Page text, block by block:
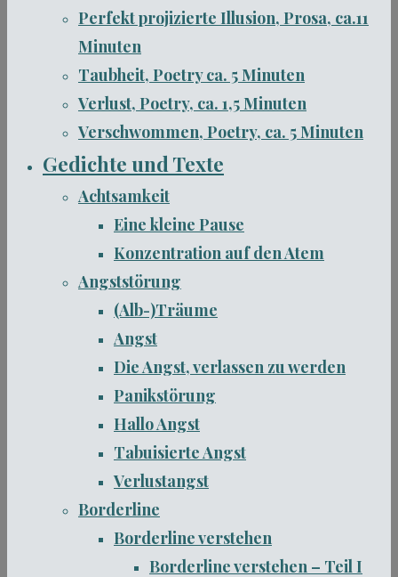
Perfekt projizierte Illusion, Prosa, ca.11
Minuten
Taubheit, Poetry ca. 5 Minuten
Verlust, Poetry, ca. 1,5 Minuten
Verschwommen, Poetry, ca. 5 Minuten
Gedichte und Texte
Achtsamkeit
Eine kleine Pause
Konzentration auf den Atem
Angststörung
(Alb-)Träume
Angst
Die Angst, verlassen zu werden
Panikstörung
Hallo Angst
Tabuisierte Angst
Verlustangst
Borderline
Borderline verstehen
Borderline verstehen – Teil I